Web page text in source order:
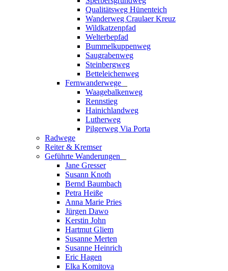
Qualitätsweg Hünenteich
Wanderweg Craulaer Kreuz
Wildkatzenpfad
Welterbepfad
Bummelkuppenweg
Saugrabenweg
Steinbergweg
Betteleichenweg
Fernwanderwege
Waagebalkenweg
Rennstieg
Hainichlandweg
Lutherweg
Pilgerweg Via Porta
Radwege
Reiter & Kremser
Geführte Wanderungen
Jane Gresser
Susann Knoth
Bernd Baumbach
Petra Heiße
Anna Marie Pries
Jürgen Dawo
Kerstin John
Hartmut Gliem
Susanne Merten
Susanne Heinrich
Eric Hagen
Elka Komitova